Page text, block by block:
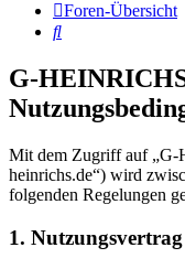
Foren-Übersicht
Suche
G-
Mit dem Zugriff auf „G-
heinrichs.de“) wird
folgenden Regelungen
1. Nutzungsvertrag